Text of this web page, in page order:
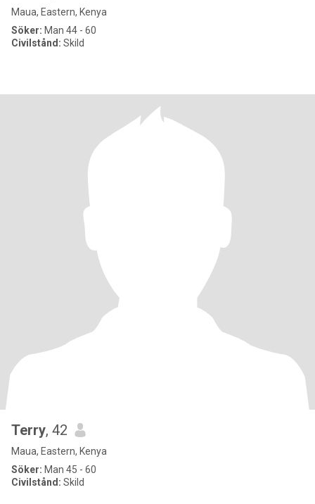
Maua, Eastern, Kenya
Söker: Man 44 - 60
Civilstånd: Skild
Terry, 42
Maua, Eastern, Kenya
Söker: Man 45 - 60
Civilstånd: Skild